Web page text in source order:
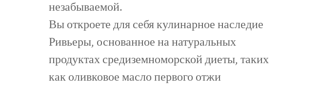
незабываемой.
Вы откроете для себя кулинарное наследие
Ривьеры, основанное на натуральных
продуктах средиземноморской диеты, таких
как оливковое масло первого отжи